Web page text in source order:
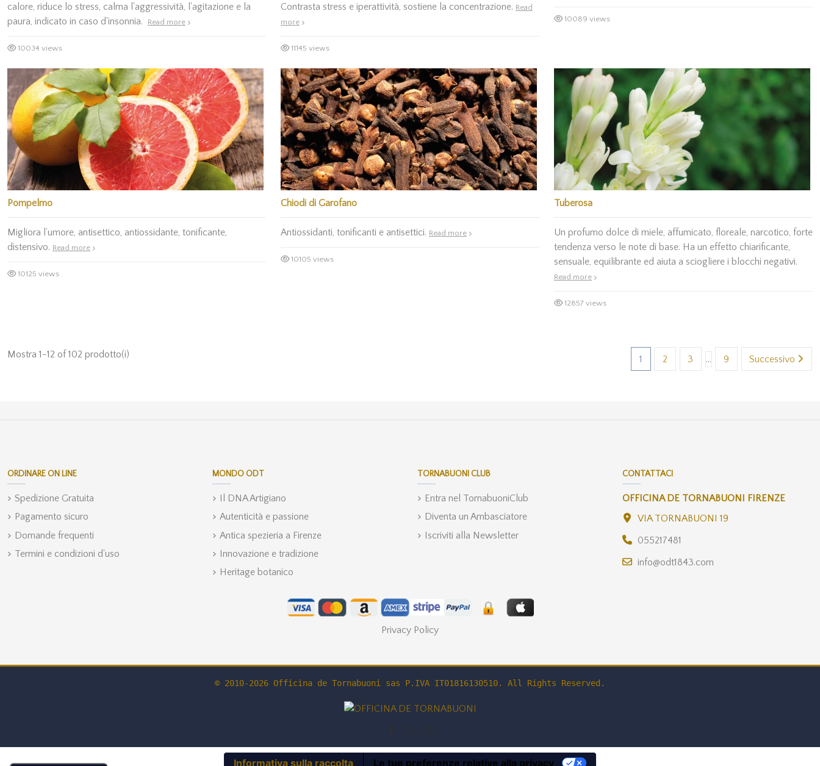
calore, riduce lo stress, calma l'aggressività, l'agitazione e la
paura, indicato in caso d'insonnia.
Read more
10034 views
Contrasta stress e iperattività, sostiene la concentrazione. Read
more
11145 views
10089 views
Pompelmo
Migliora l’umore, antisettico, antiossidante, tonificante,
distensivo. Read more
10125 views
Chiodi di Garofano
Antiossidanti, tonificanti e antisettici. Read more
10105 views
Tuberosa
Un profumo dolce di miele, affumicato, floreale, narcotico, forte
tendenza verso le note di base. Ha un effetto chiarificante,
sensuale, equilibrante ed aiuta a sciogliere i blocchi negativi.
Read more
12857 views
Mostra 1-12 of 102 prodotto(i) 1 2 3 … 9 Successivo
ORDINARE ON LINE
Spedizione Gratuita
Pagamento sicuro
Domande frequenti
Termini e condizioni d'uso
MONDO ODT
Il DNA Artigiano
Autenticità e passione
Antica spezieria a Firenze
Innovazione e tradizione
Heritage botanico
TORNABUONI CLUB
Entra nel TornabuoniClub
Diventa un Ambasciatore
Iscriviti alla Newsletter
CONTATTACI
OFFICINA DE TORNABUONI FIRENZE
VIA TORNABUONI 19
055217481
info@odt1843.com
Privacy Policy
© 2010-2026 Officina de Tornabuoni sas P.IVA IT01816130510. All Rights Reserved.
Informativa sulla raccolta Le tue preferenze relative alla privacy